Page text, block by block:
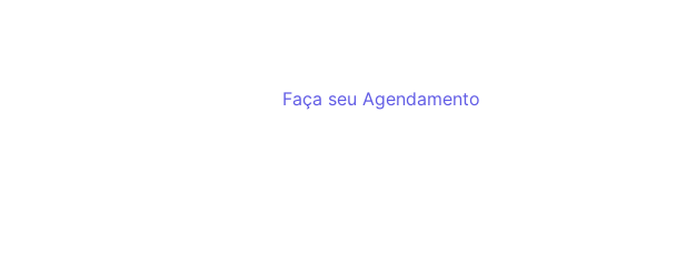
Faça seu Agendamento